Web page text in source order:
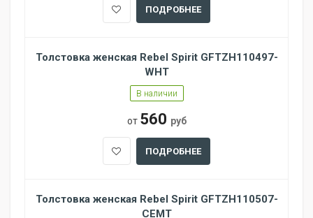
ПОДРОБНЕЕ
Толстовка женская Rebel Spirit GFTZH110497-
WHT
В наличии
от 560 руб
ПОДРОБНЕЕ
Толстовка женская Rebel Spirit GFTZH110507-
CEMT